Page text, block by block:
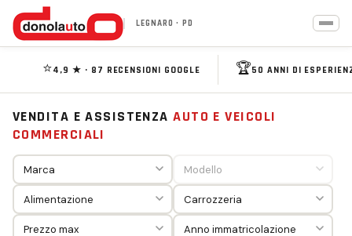
LEGNARO · PD
⭐4,9 ★ · 87 RECENSIONI GOOGLE 🏆50 ANNI DI
VENDITA E ASSISTENZAAUTO E VEICOLI
COMMERCIALI